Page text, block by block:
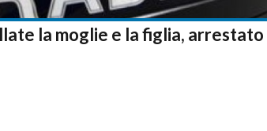
la moglie e la figlia, arrestato